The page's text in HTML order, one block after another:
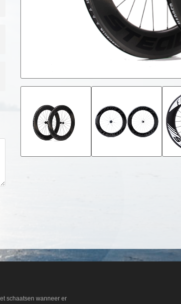
soms niet mogelijk bij
ingebouwde remmen. Bv.
Noah fast, CKT,..
Velgbreedte:
Velgmateriaal:
Aantal spaken:
Max.
Naven:
schaatsen wanneer er